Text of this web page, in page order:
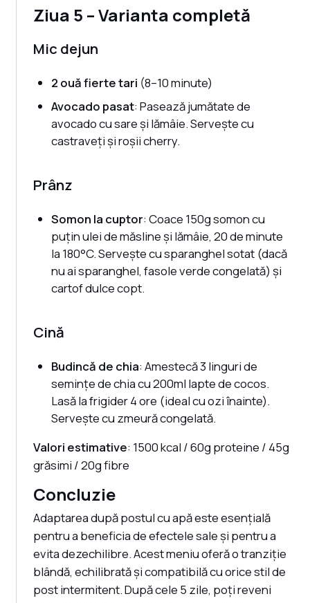
Ziua 5 – Varianta completă
Mic dejun
2 ouă fierte tari (8–10 minute)
Avocado pasat: Pasează jumătate de
avocado cu sare și lămâie. Servește cu
castraveți și roșii cherry.
Prânz
Somon la cuptor: Coace 150g somon cu
puțin ulei de măsline și lămâie, 20 de minute
la 180°C. Servește cu sparanghel sotat (dacă
nu ai sparanghel, fasole verde congelată) și
cartof dulce copt.
Cină
Budincă de chia: Amestecă 3 linguri de
semințe de chia cu 200ml lapte de cocos.
Lasă la frigider 4 ore (ideal cu ozi înainte).
Servește cu zmeură congelată.
Valori estimative: 1500 kcal / 60g proteine / 45g
grăsimi / 20g fibre
Concluzie
Adaptarea după postul cu apă este esențială
pentru a beneficia de efectele sale și pentru a
evita dezechilibre. Acest meniu oferă o tranziție
blândă, echilibrată și compatibilă cu orice stil de
post intermitent. După cele 5 zile, poți reveni